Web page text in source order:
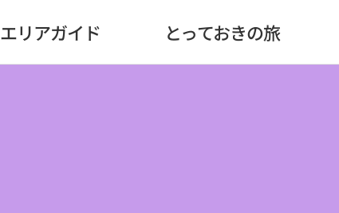
エリアガイド とっておきの旅